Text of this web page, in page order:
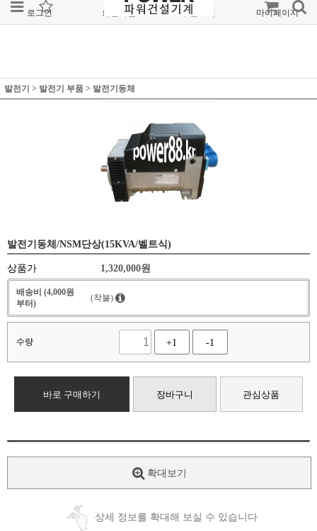
로그인 회원가입 주문조회 마이페이지
발전기 > 발전기 부품 > 발전기동체
발전기동체/NSM단상(15KVA/벨트식)
상품가 1,320,000원
배송비 (4,000원
부터)
(착불)
수량 +1 -1
바로 구매하기 장바구니 관심상품
확대보기
상세 정보를 확대해 보실 수 있습니다